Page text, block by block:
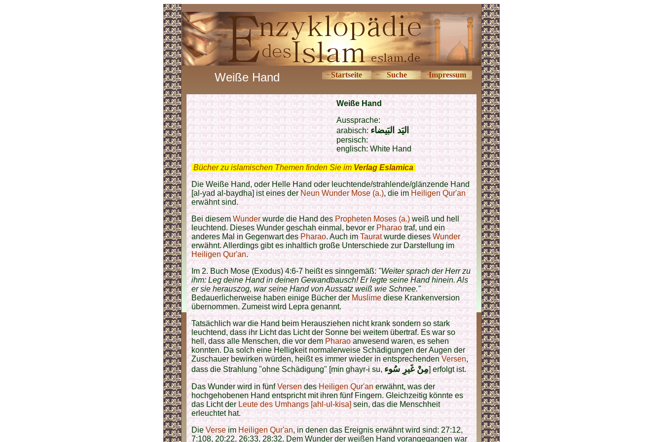
Weiße Hand Startseite Suche Impressum
Weiße Hand
Aussprache:
arabisch:الیَد البَیضاء
persisch:
englisch: White Hand
Bücher zu islamischen Themen finden Sie im Verlag Eslamica
Die Weiße Hand, oder Helle Hand oder leuchtende/strahlende/glänzende Hand
[al-yad al-baydha] ist eines derNeun Wunder Mose (a.), die imHeiligen Qur'an
erwähnt sind.
Bei diesemWunderwurde die Hand desPropheten Moses (a.)weiß und hell
leuchtend. Dieses Wunder geschah einmal, bevor erPharaotraf, und ein
anderes Mal in Gegenwart desPharao. Auch imTauratwurde diesesWunder
erwähnt. Allerdings gibt es inhaltlich große Unterschiede zur Darstellung im
Heiligen Qur'an.
Im 2. Buch Mose (Exodus) 4:6-7 heißt es sinngemäß:"Weiter sprach der Herr zu
ihm: Leg deine Hand in deinen Gewandbausch! Er legte seine Hand hinein. Als
er sie herauszog, war seine Hand von Aussatz weiß wie Schnee."
Bedauerlicherweise haben einige Bücher derMuslimediese Krankenversion
übernommen. Zumeist wird Lepra genannt.
Tatsächlich war die Hand beim Herausziehen nicht krank sondern so stark
leuchtend, dass ihr Licht das Licht der Sonne bei weitem übertraf. Es war so
hell, dass alle Menschen, die vor demPharaoanwesend waren, es sehen
konnten. Da solch eine Helligkeit normalerweise Schädigungen der Augen der
Zuschauer bewirken würden, heißt es immer wieder in entsprechendenVersen,
dass die Strahlung "ohne Schädigung" [min ghayr-i su,مِنْ غَیرِ سُوء] erfolgt ist.
Das Wunder wird in fünfVersendesHeiligen Qur'anerwähnt, was der
hochgehobenen Hand entspricht mit ihren fünf Fingern. Gleichzeitig könnte es
das Licht derLeute des Umhangs [ahl-ul-kisa]sein, das die Menschheit
erleuchtet hat.
DieVerseimHeiligen Qur'an, in denen das Ereignis erwähnt wird sind: 27:12,
7:108, 20:22, 26:33, 28:32. Dem Wunder der weißen Hand vorangegangen war